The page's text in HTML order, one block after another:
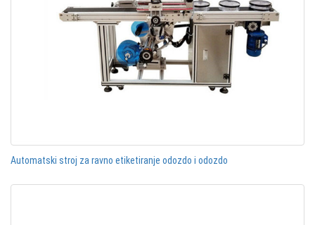
Automatski stroj za ravno etiketiranje odozdo i odozdo